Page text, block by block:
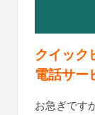
クイック
電話サー
お急ぎです